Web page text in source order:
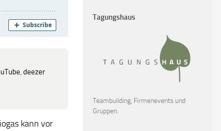
, deezer
kann vor
Tagungshaus
Teambuilding, Firmenevents und
Gruppen.